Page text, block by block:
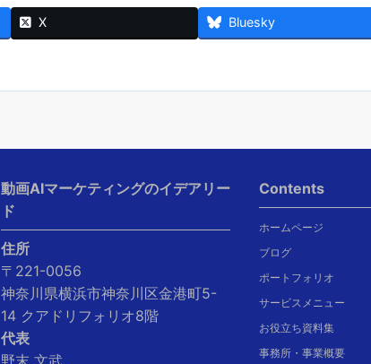
X Bluesky
動画AIマーケティングのイデアリー
ド
住所
〒221-0056
神奈川県横浜市神奈川区金港町5-
14 クアドリフォリオ8階
代表
野末 文武
Contents
ホームページ
ブログ
ポートフォリオ
サービスメニュー
お役立ち資料集
事務所・事業概要